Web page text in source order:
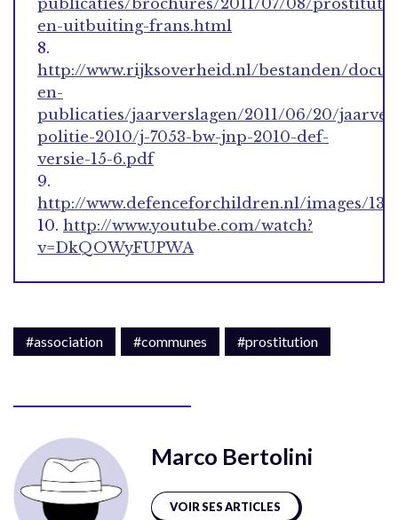
en-uitbuiting-frans.html
8.
http://www.rijksoverheid.nl/bestanden/
en-
publicaties/jaarverslagen/2011/06/20/
politie-2010/j-7053-bw-jnp-2010-def-
versie-15-6.pdf
9.
http://www.defenceforchildren.nl/images/13/
10. http://www.youtube.com/watch?
v=DkQOWyFUPWA
#association #communes #prostitution
Marco Bertolini
VOIR SES ARTICLES